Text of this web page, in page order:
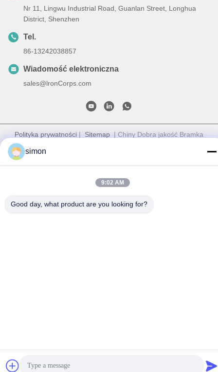
Nr 11, Lingwu Industrial Road, Guanlan Street, Longhua
District, Shenzhen
Tel.
86-13242038857
Wiadomość elektroniczna
sales@lronCorps.com
Polityka prywatności | Sitemap | Chiny Dobra jakość Bramka
obrotowa z klapą Sprzedawca. 2023-2026 Shenzhen Ironman
Intelligent Technology Co., Ltd. . Wszelkie prawa zastrzeżone.
simon
9:02 AM
Good day, what product are you looking for?